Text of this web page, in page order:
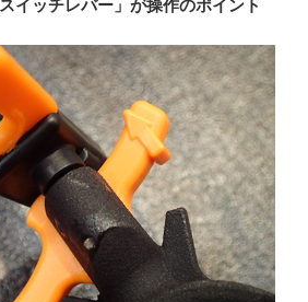
スイッチレバー」が操作のポイント